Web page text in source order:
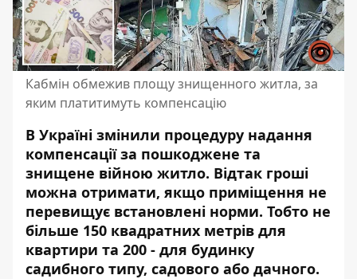
Кабмін обмежив площу знищенного житла, за
яким платитимуть компенсацію
В Україні змінили процедуру надання
компенсації за пошкоджене та
знищене війною житло. Відтак гроші
можна отримати, якщо приміщення не
перевищує встановлені норми. Тобто не
більше 150 квадратних метрів для
квартири та 200 - для будинку
садибного типу, садового або дачного.